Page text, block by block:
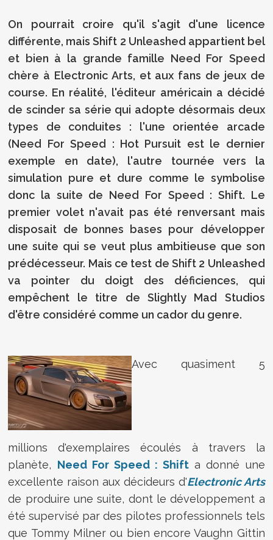
On pourrait croire qu'il s'agit d'une licence
différente, mais Shift 2 Unleashed appartient bel
et bien à la grande famille Need For Speed
chère à Electronic Arts, et aux fans de jeux de
course. En réalité, l'éditeur américain a décidé
de scinder sa série qui adopte désormais deux
types de conduites : l'une orientée arcade
(Need For Speed : Hot Pursuit est le dernier
exemple en date), l'autre tournée vers la
simulation pure et dure comme le symbolise
donc la suite de Need For Speed : Shift. Le
premier volet n'avait pas été renversant mais
disposait de bonnes bases pour développer
une suite qui se veut plus ambitieuse que son
prédécesseur. Mais ce test de Shift 2 Unleashed
va pointer du doigt des déficiences, qui
empêchent le titre de Slightly Mad Studios
d'être considéré comme un cador du genre.
Avec quasiment 5
millions d'exemplaires écoulés à travers la
planète, Need For Speed : Shift a donné une
excellente raison aux décideurs d'Electronic Arts
de produire une suite, dont le développement a
été supervisé par des pilotes professionnels tels
que Tommy Milner ou bien encore Vaughn Gittin